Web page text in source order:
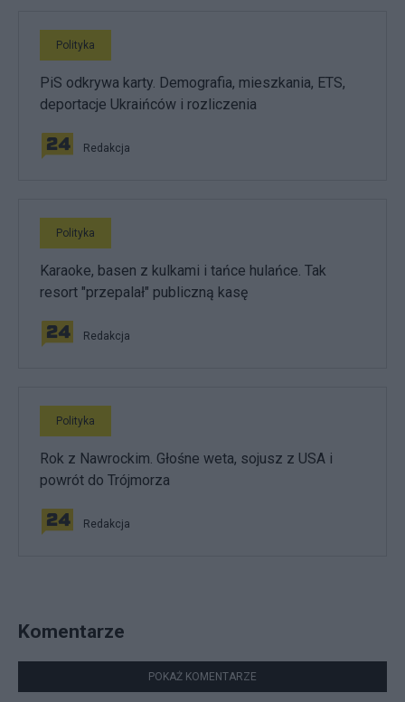
Polityka
PiS odkrywa karty. Demografia, mieszkania, ETS,
deportacje Ukraińców i rozliczenia
Redakcja
Polityka
Karaoke, basen z kulkami i tańce hulańce. Tak
resort "przepalał" publiczną kasę
Redakcja
Polityka
Rok z Nawrockim. Głośne weta, sojusz z USA i
powrót do Trójmorza
Redakcja
Komentarze
POKAŻ KOMENTARZE